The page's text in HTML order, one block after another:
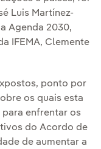
Luis Martínez-
Agenda 2030,
IFEMA, Clemente
ponto por
os quais esta
enfrentar os
do Acordo de
de aumentar a